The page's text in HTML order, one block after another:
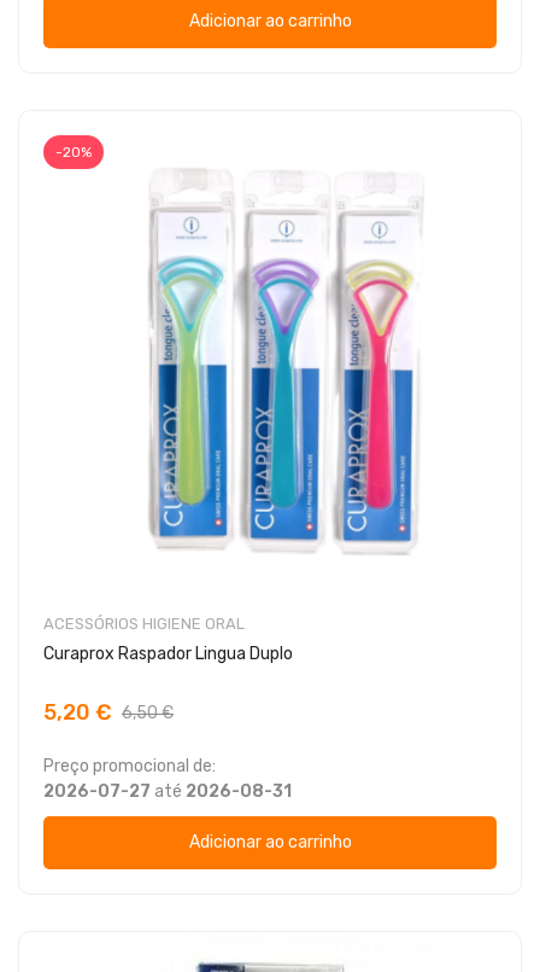
Adicionar ao carrinho
-20%
ACESSÓRIOS HIGIENE ORAL
Curaprox Raspador Lingua Duplo
5,20 € 6,50 €
Preço promocional de:
2026-07-27 até 2026-08-31
Adicionar ao carrinho